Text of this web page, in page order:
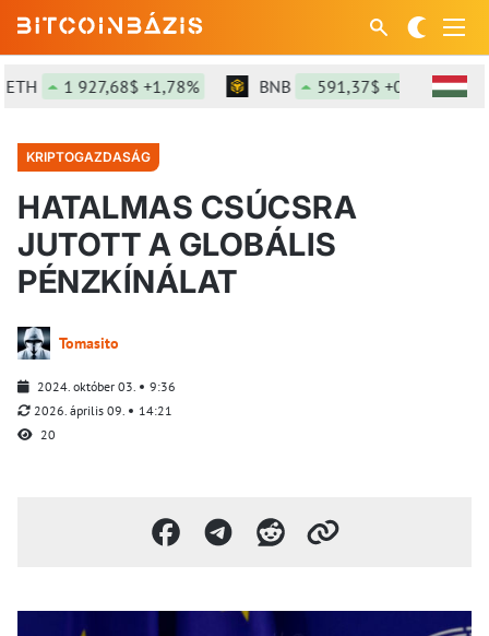
1 927,68$ +1,78% BNB 591,37$ +0,01%
KRIPTOGAZDASÁG
HATALMAS CSÚCSRA
JUTOTT A GLOBÁLIS
PÉNZKÍNÁLAT
Tomasito
2024. október 03.
9:36
2026. április 09.
14:21
20